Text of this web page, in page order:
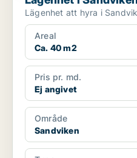
Areal
Ca. 40 m2
Pris pr. md.
Ej angivet
Område
Sandviken